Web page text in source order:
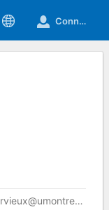
Connexion
valerie.hervieux@umontreal.ca